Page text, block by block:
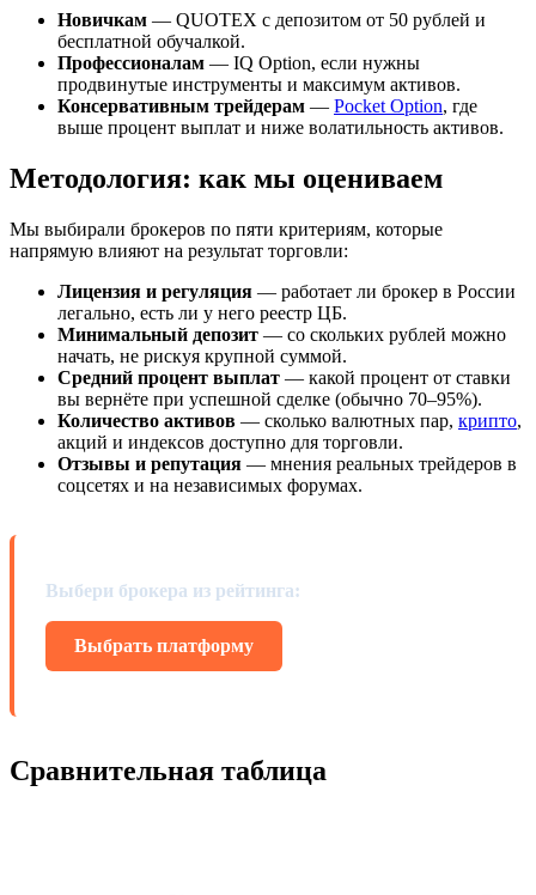
Новичкам — QUOTEX с депозитом от 50 рублей и
бесплатной обучалкой.
Профессионалам — IQ Option, если нужны
продвинутые инструменты и максимум активов.
Консервативным трейдерам — Pocket Option, где
выше процент выплат и ниже волатильность активов.
Методология: как мы оцениваем
Мы выбирали брокеров по пяти критериям, которые
напрямую влияют на результат торговли:
Лицензия и регуляция — работает ли брокер в России
легально, есть ли у него реестр ЦБ.
Минимальный депозит — со скольких рублей можно
начать, не рискуя крупной суммой.
Средний процент выплат — какой процент от ставки
вы вернёте при успешной сделке (обычно 70–95%).
Количество активов — сколько валютных пар, крипто,
акций и индексов доступно для торговли.
Отзывы и репутация — мнения реальных трейдеров в
соцсетях и на независимых форумах.
Выбери брокера из рейтинга:
Выбрать платформу
Сравнительная таблица